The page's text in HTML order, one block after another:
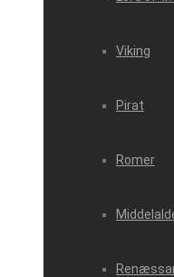
Viking
Pirat
Romer